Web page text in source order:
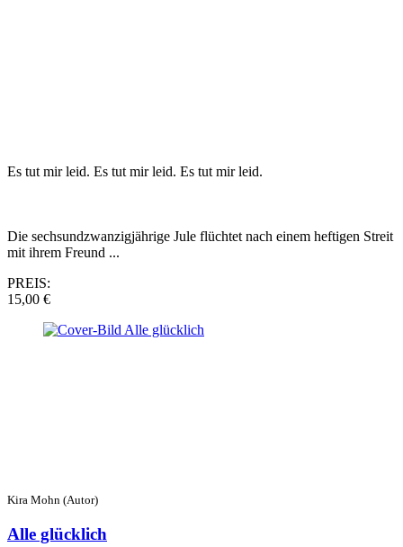
Es tut mir leid. Es tut mir leid. Es tut mir leid.
Die sechsundzwanzigjährige Jule flüchtet nach einem heftigen Streit
mit ihrem Freund ...
PREIS:
15,00 €
Kira Mohn (Autor)
Alle glücklich